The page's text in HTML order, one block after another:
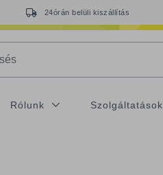
24órán belüli kiszállítás
Rólunk Szolgáltatások